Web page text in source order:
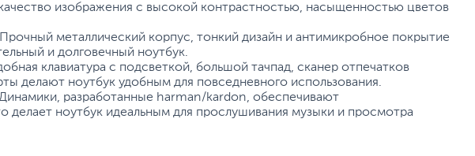
ская
крышка
Ускоренна
я
подзарядка
70 Вт·ч
большой
аккумулятор
45.5 x 29 x 6.5 см
12
Условия указаны на сайте производителя
asus.com
в описании товара, пожалуйста, выделите текст с ошибкой и нажмите Ctrl+Enter.
внешний вид данного товара могут отличаться от указанных или могут быть изменены производителем
изображения с высокой контрастностью, насыщенностью цветов
металлический корпус, тонкий дизайн и антимикробное покрытие
и долговечный ноутбук.
клавиатура с подсветкой, большой тачпад, сканер отпечатков
делают ноутбук удобным для повседневного использования.
разработанные harman/kardon, обеспечивают
делает ноутбук идеальным для прослушивания музыки и просмотра